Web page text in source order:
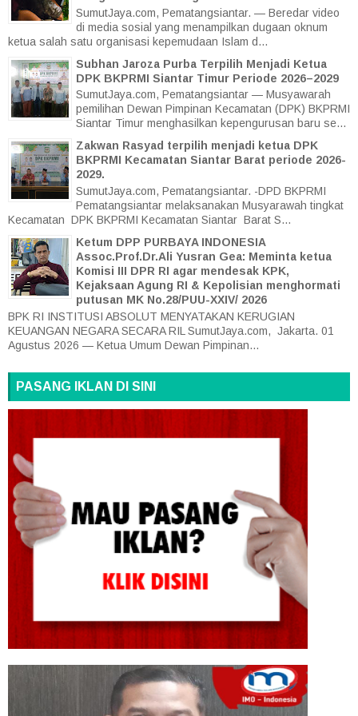
SumutJaya.com, Pematangsiantar. — Beredar video
di media sosial yang menampilkan dugaan oknum
ketua salah satu organisasi kepemudaan Islam d...
Subhan Jaroza Purba Terpilih Menjadi Ketua
DPK BKPRMI Siantar Timur Periode 2026–2029
SumutJaya.com, Pematangsiantar — Musyawarah
pemilihan Dewan Pimpinan Kecamatan (DPK) BKPRMI
Siantar Timur menghasilkan kepengurusan baru se...
Zakwan Rasyad terpilih menjadi ketua DPK
BKPRMI Kecamatan Siantar Barat periode 2026-
2029.
SumutJaya.com, Pematangsiantar. -DPD BKPRMI
Pematangsiantar melaksanakan Musyarawah tingkat
Kecamatan DPK BKPRMI Kecamatan Siantar Barat S...
Ketum DPP PURBAYA INDONESIA
Assoc.Prof.Dr.Ali Yusran Gea: Meminta ketua
Komisi III DPR RI agar mendesak KPK,
Kejaksaan Agung RI & Kepolisian menghormati
putusan MK No.28/PUU-XXIV/ 2026
BPK RI INSTITUSI ABSOLUT MENYATAKAN KERUGIAN
KEUANGAN NEGARA SECARA RIL SumutJaya.com, Jakarta. 01
Agustus 2026 — Ketua Umum Dewan Pimpinan...
PASANG IKLAN DI SINI